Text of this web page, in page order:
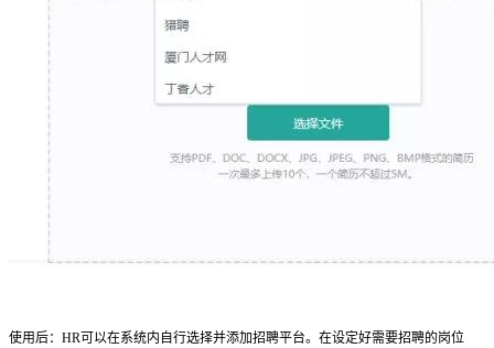
使用后：HR可以在系统内自行选择并添加招聘平台。在设定好需要招聘的岗位